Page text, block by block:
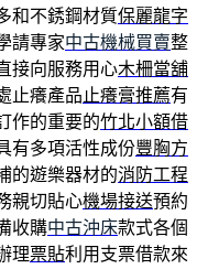
和不銹鋼材質保麗龍字
請專家中古機械買賣整
接向服務用心木柵當舖
止癢產品 止癢膏推薦有
作的重要的竹北小額借
有多項活性成份豐胸方
的遊樂器材的消防工程
親切貼心機場接送預約
收購中古沖床款式各個
理票貼利用支票借款來